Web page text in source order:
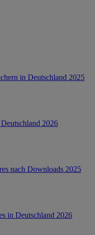
in Deutschland 2025
2026
nach Downloads 2025
in Deutschland 2026